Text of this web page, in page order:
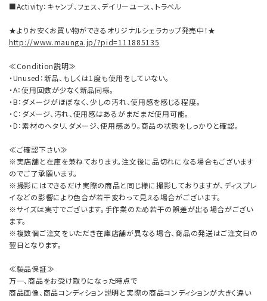
■Activity：キャンプ、フェス、デイリーユース、トラベル
★よりお安くお買い物ができるオリジナルシェラカップ発売中！★
http://www.maunga.jp/?pid=111885135
≪Condition説明≫
・Unused：新品、もしくは1度も使用をしていない。
・A：使用回数が少なく新品同様。
・B：ダメージがほぼなく、少しの汚れ、使用感を感じる程度。
・C：ダメージ、汚れ、使用感はあるがまだまだ使用可能。
・D：素材のヘタリ、ダメージ、使用感あり。商品の状態をしっかりと確認。
≪ご確認下さい≫
※実店舗と在庫を兼ねております。注文後に品切れになる場合もございます
のでご了承願います。
※撮影にはできるだけ実際の商品と同じ様に撮影しておりますが、ディスプレ
イなどの影響により色合が若干変わって見える場合がございます。
※サイズは実寸でございます。手作業のため若干の誤差が出る場合がござい
ます。
※複数個ご注文をいただき在庫店舗が異なる場合、商品の発送はご注文日の
翌日となります。
≪製品保証≫
万一、商品をお受け取りになった時点で
商品画像、商品コンディション説明と実際の商品コンディションが大きく違い